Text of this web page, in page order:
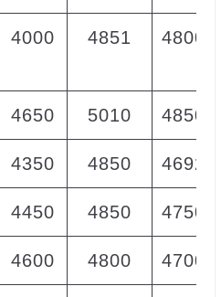
4000 4851 4800
4650 5010 4850
4350 4850 4692
4450 4850 4750
4600 4800 4700